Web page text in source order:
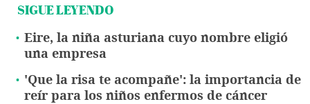
SIGUE LEYENDO
Eire, la niña asturiana cuyo nombre eligió
una empresa
'Que la risa te acompañe': la importancia de
reír para los niños enfermos de cáncer